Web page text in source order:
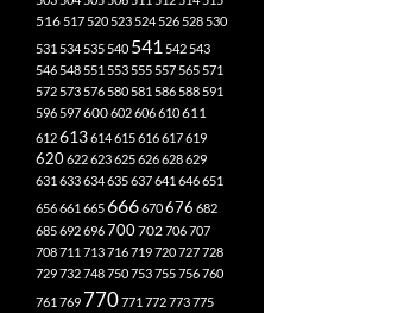
516 517 520 523 524 526 528 530
531 534 535 540 541 542 543
546 548 551 553 555 557 565 571
572 573 576 580 581 586 588 591
596 597600602606610611
612613614615616617619
620622623625626628629
631 633634635637641 646651
656661 665666670676 682
685692696700702706707
708711 713716719720727728
729732748750753755756760
761 769 770771 772773775